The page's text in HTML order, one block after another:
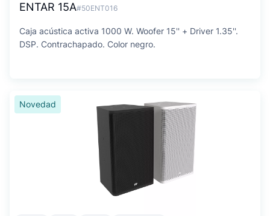
ENTAR 15A#50ENT016
Caja acústica activa 1000 W. Woofer 15'' + Driver 1.35''.
DSP. Contrachapado. Color negro.
Novedad